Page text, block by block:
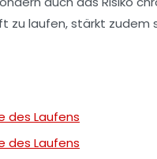
zu laufen, stärkt
des Laufens
des Laufens